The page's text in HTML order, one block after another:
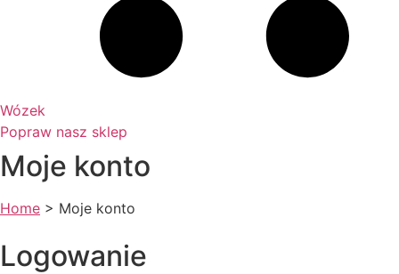
Wózek
Popraw nasz sklep
Moje konto
Home > Moje konto
Logowanie